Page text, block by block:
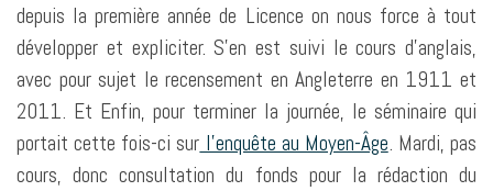
depuis la première année de Licence on nous force à tout
développer et expliciter. S’en est suivi le cours d’anglais,
avec pour sujet le recensement en Angleterre en 1911 et
2011. Et Enfin, pour terminer la journée, le séminaire qui
portait cette fois-ci sur l’enquête au Moyen-Âge. Mardi, pas
cours, donc consultation du fonds pour la rédaction du